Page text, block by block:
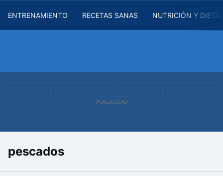
ENTRENAMIENTO RECETAS SANAS NUTRICIÓN Y
pescados